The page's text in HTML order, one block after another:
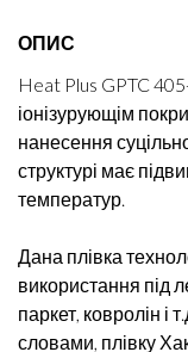
ОПИС
Heat Plus GPTC
іонізурующім
нанесення
структурі має
температур.
Дана плівка
використання під
паркет, ковролін і
словами, плівку